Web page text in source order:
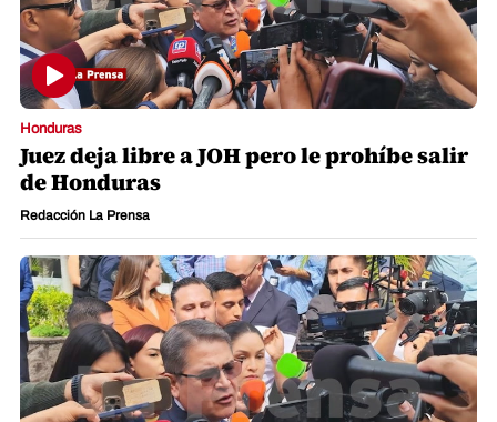
Honduras
Juez deja libre a JOH pero le prohíbe salir
de Honduras
Redacción La Prensa